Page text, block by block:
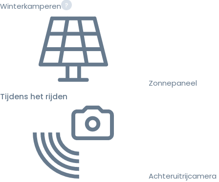
Winterkamperen
Zonnepaneel
Tijdens het rijden
Achteruitrijcamera